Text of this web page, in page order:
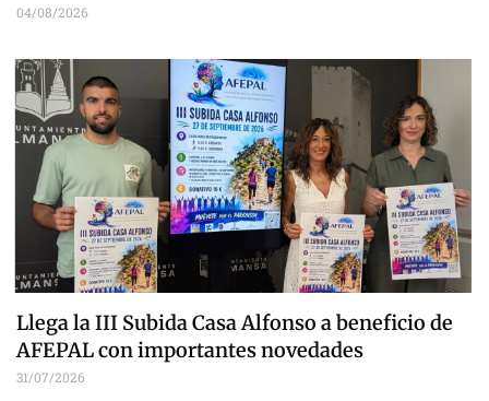
04/08/2026
Llega la III Subida Casa Alfonso a beneficio de
AFEPAL con importantes novedades
31/07/2026